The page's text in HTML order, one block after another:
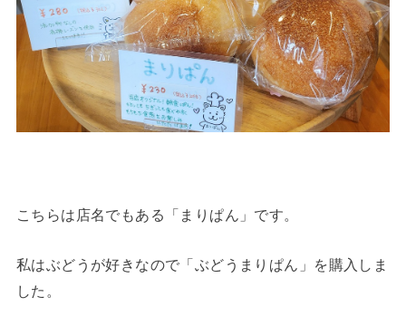
こちらは店名でもある「まりぱん」です。
私はぶどうが好きなので「ぶどうまりぱん」を購入しま
した。